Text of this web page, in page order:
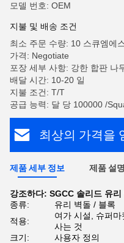
모델 번호: OEM
지불 및 배송 조건
최소 주문 수량: 10 스큐엠에
가격: Negotiate
포장 세부 사항: 강한 합판 나
배달 시간: 10-20 일
지불 조건: T/T
공급 능력: 달 당 100000 /
최상의 가격을
제품 세부 정보 제품 설명
강조하다: SGCC 솔리드 유리
종류:
유리 벽돌 / 블록
적용:
여가 시설, 슈퍼마
사는 것
크기:
사용자 정의